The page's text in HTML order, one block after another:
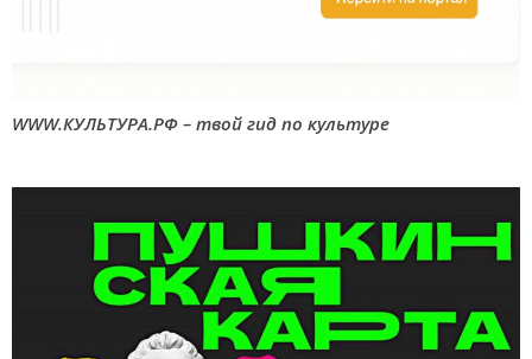
WWW.КУЛЬТУРА.РФ – твой гид по культуре